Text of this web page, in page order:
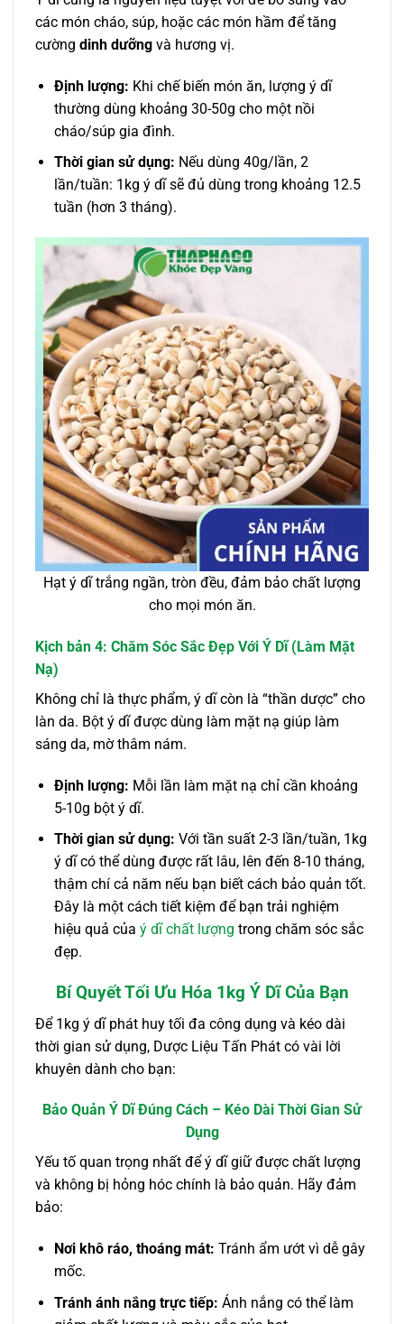
các món cháo, súp, hoặc các món hầm để tăng
cường dinh dưỡng và hương vị.
Định lượng: Khi chế biến món ăn, lượng ý dĩ
thường dùng khoảng 30-50g cho một nồi
cháo/súp gia đình.
Thời gian sử dụng: Nếu dùng 40g/lần, 2
lần/tuần: 1kg ý dĩ sẽ đủ dùng trong khoảng 12.5
tuần (hơn 3 tháng).
Hạt ý dĩ trắng ngần, tròn đều, đảm bảo chất lượng
cho mọi món ăn.
Kịch bản 4: Chăm Sóc Sắc Đẹp Với Ý Dĩ (Làm Mặt
Nạ)
Không chỉ là thực phẩm, ý dĩ còn là “thần dược” cho
làn da. Bột ý dĩ được dùng làm mặt nạ giúp làm
sáng da, mờ thâm nám.
Định lượng: Mỗi lần làm mặt nạ chỉ cần khoảng
5-10g bột ý dĩ.
Thời gian sử dụng: Với tần suất 2-3 lần/tuần, 1kg
ý dĩ có thể dùng được rất lâu, lên đến 8-10 tháng,
thậm chí cả năm nếu bạn biết cách bảo quản tốt.
Đây là một cách tiết kiệm để bạn trải nghiệm
hiệu quả của ý dĩ chất lượng trong chăm sóc sắc
đẹp.
Bí Quyết Tối Ưu Hóa 1kg Ý Dĩ Của Bạn
Để 1kg ý dĩ phát huy tối đa công dụng và kéo dài
thời gian sử dụng, Dược Liệu Tấn Phát có vài lời
khuyên dành cho bạn:
Bảo Quản Ý Dĩ Đúng Cách – Kéo Dài Thời Gian Sử
Dụng
Yếu tố quan trọng nhất để ý dĩ giữ được chất lượng
và không bị hỏng hóc chính là bảo quản. Hãy đảm
bảo:
Nơi khô ráo, thoáng mát: Tránh ẩm ướt vì dễ gây
mốc.
Tránh ánh nắng trực tiếp: Ánh nắng có thể làm